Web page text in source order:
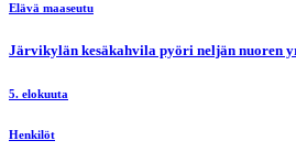
Elävä maaseutu
Järvikylän kesäkahvila pyöri neljän nuoren
5. elokuuta
Henkilöt